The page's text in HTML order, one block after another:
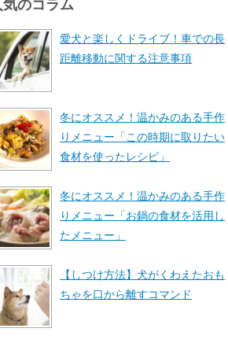
気のコラム
愛犬と楽しくドライブ！車での長
距離移動に関する注意事項
冬にオススメ！温かみのある手作
りメニュー「この時期に取りたい
食材を使ったレシピ」
冬にオススメ！温かみのある手作
りメニュー「お鍋の食材を活用し
たメニュー」
【しつけ方法】犬がくわえたおも
ちゃを口から離すコマンド